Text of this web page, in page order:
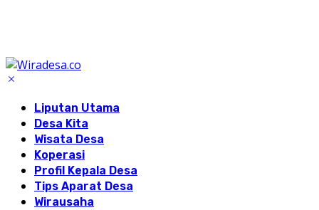
Liputan Utama
Desa Kita
Wisata Desa
Koperasi
Profil Kepala Desa
Tips Aparat Desa
Wirausaha